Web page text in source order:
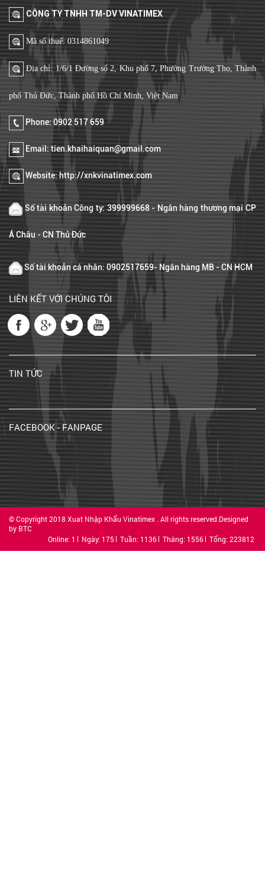
CÔNG TY TNHH TM-DV VINATIMEX
Mã số thuế: 0314861049
Địa chỉ: 1/6/1 Đường số 2, Khu phố 7, Phường Trường Thọ, Thành
phố Thủ Đức, Thành phố Hồ Chí Minh, Việt Nam
Phone: 0902 517 659
Email: tien.khaihaiquan@gmail.com
Website: http://xnkvinatimex.com
Số tài khoản Công ty: 399999668 - Ngân hàng thương mại CP
Á Châu - CN Thủ Đức
Số tài khoản cá nhân: 0902517659- Ngân hàng MB - CN HCM
LIÊN KẾT VỚI CHÚNG TÔI
TIN TỨC
FACEBOOK - FANPAGE
© Copyright 2018 Xuat Nhập Khẩu Vinatimex . All rights reserved.Designed
by BTC
Online: 1
Ngày: 175 Tuần: 1136 Tháng: 1556 Tổng: 223812